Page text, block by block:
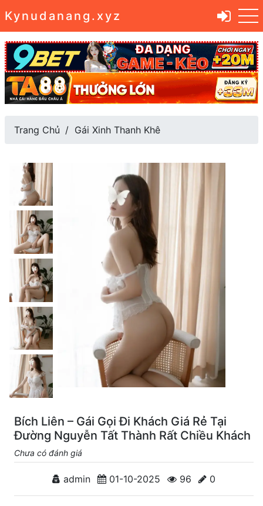
Kynudanang.xyz
Trang Chủ Gái Xinh Thanh Khê
Bích Liên – Gái Gọi Đi Khách Giá Rẻ Tại
Đường Nguyễn Tất Thành Rất Chiều Khách
Chưa có đánh giá
admin 01-10-2025 96 0